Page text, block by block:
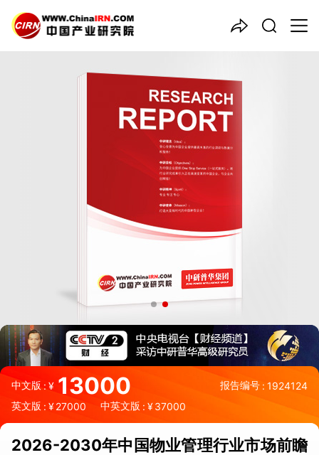
中文版:¥ 13000 报告编号 : 1924124
英文版 : ¥27000 中英文版 : ¥37000
2026-2030年中国物业管理行业市场前瞻
中国产业咨询领导者
2026-2030年中国
行业市场前瞻与未来投资战略
分析报告
品质保障，一年免费更新维护
报告编号：1924124
出版日期：2026年1月
《2026-2030年中国物业管理行业市场前瞻与未来投资战略分析
报告》由中研普华物业管理行业分析专家领衔撰写，主要分析了物
业管理行业的市场规模、发展现状与投资前景，同时对物业管理行
业的未来发展做出科学的趋势预测和专业的物业管理行业数据分
析，帮助客户评估物业管理行业投资价值。
27年研究经验，深度洞察行业驱动力
多元化、高学历的实战型精英团队